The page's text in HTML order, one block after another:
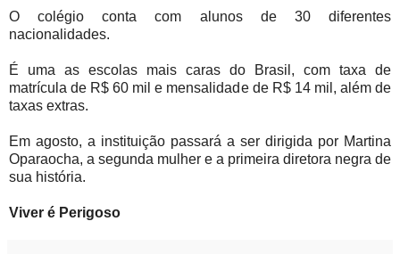
O colégio conta com alunos de 30 diferentes
nacionalidades.
É uma as escolas mais caras do Brasil, com taxa de
matrícula de R$ 60 mil e mensalidade de R$ 14 mil, além de
taxas extras.
Em agosto, a instituição passará a ser dirigida por Martina
Oparaocha, a segunda mulher e a primeira diretora negra de
sua história.
Viver é Perigoso